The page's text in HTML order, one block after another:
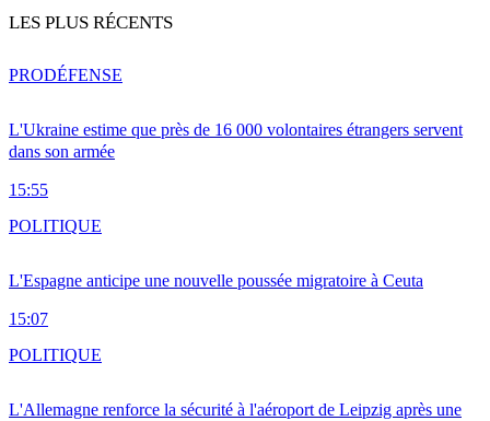
LES PLUS RÉCENTS
L'Ukraine estime que près de 16 000 volontaires étrangers servent
dans son armée
15:55
PRODÉFENSE
L'Espagne anticipe une nouvelle poussée migratoire à Ceuta
15:07
POLITIQUE
L'Allemagne renforce la sécurité à l'aéroport de Leipzig après une
POLITIQUE